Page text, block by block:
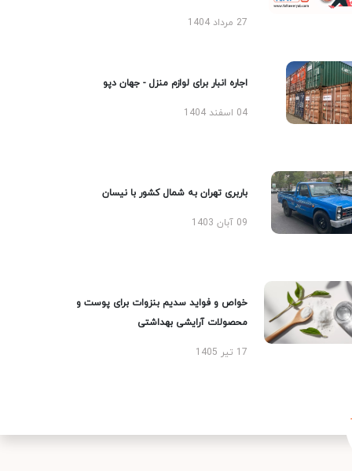
27 مرداد 1404
اجاره انبار برای لوازم منزل - جهان دپو
04 اسفند 1404
باربری تهران به شمال کشور با نیسان
09 آبان 1403
خواص و فواید سدیم بنزوات برای پوست و
محصولات آرایشی بهداشتی
17 تیر 1405